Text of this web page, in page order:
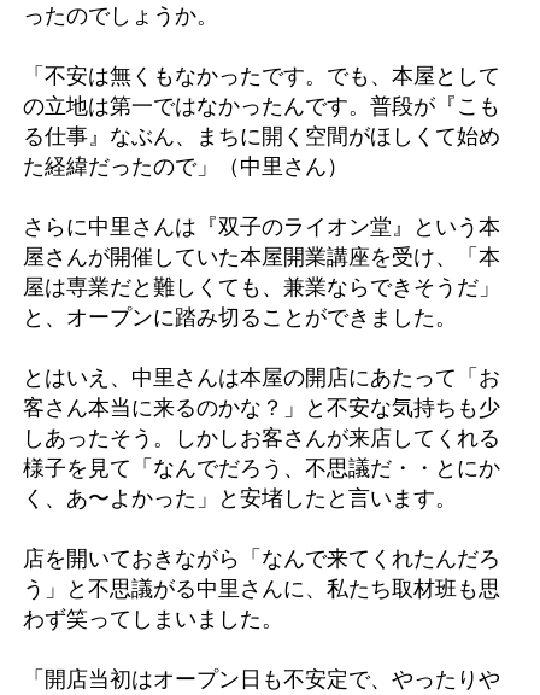
ったのでしょうか。
「不安は無くもなかったです。でも、本屋として
の立地は第一ではなかったんです。普段が『こも
る仕事』なぶん、まちに開く空間がほしくて始め
た経緯だったので」（中里さん）
さらに中里さんは『双子のライオン堂』という本
屋さんが開催していた本屋開業講座を受け、「本
屋は専業だと難しくても、兼業ならできそうだ」
と、オープンに踏み切ることができました。
とはいえ、中里さんは本屋の開店にあたって「お
客さん本当に来るのかな？」と不安な気持ちも少
しあったそう。しかしお客さんが来店してくれる
様子を見て「なんでだろう、不思議だ・・とにか
く、あ〜よかった」と安堵したと言います。
店を開いておきながら「なんで来てくれたんだろ
う」と不思議がる中里さんに、私たち取材班も思
わず笑ってしまいました。
「開店当初はオープン日も不安定で、やったりや